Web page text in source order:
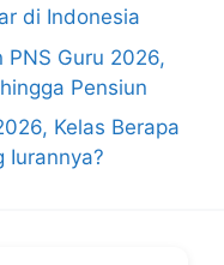
di Indonesia
Guru 2026,
Pensiun
Kelas Berapa
Iurannya?